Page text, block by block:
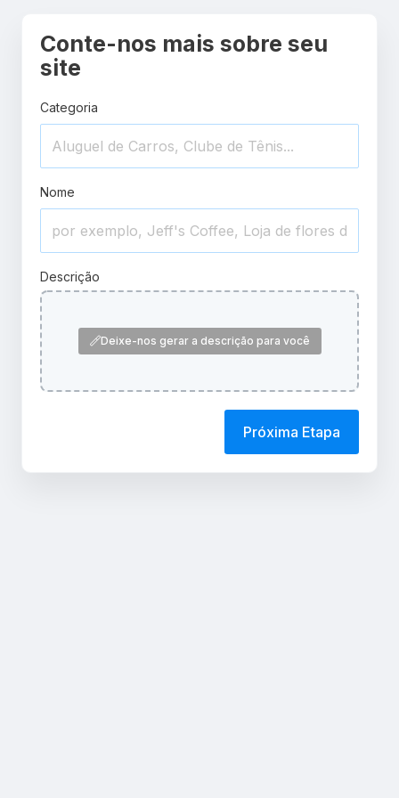
Conte-nos mais sobre seu
site
Categoria
Nome
Descrição
Deixe-nos gerar a descrição para você
Próxima Etapa